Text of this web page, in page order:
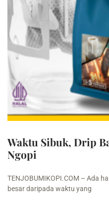
Waktu Sibuk, Drip
Ngopi
TENJOBUMIKOPI.COM – Ada
besar daripada waktu yang